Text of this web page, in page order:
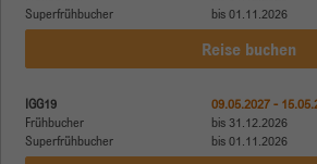
Superfrühbucher
bis 01.11.2026
Reise buchen
IGG19
Frühbucher
Superfrühbucher
09.05.2027 -
bis 31.12.2026
bis 01.11.2026